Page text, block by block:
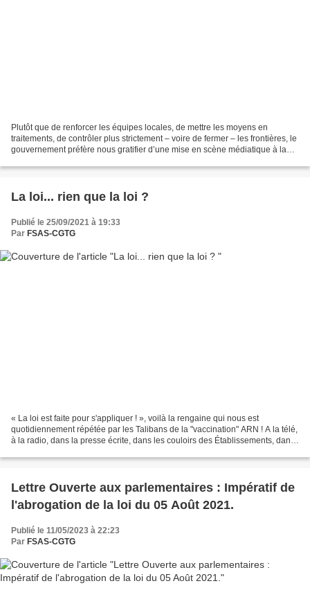
Plutôt que de renforcer les équipes locales, de mettre les moyens en
traitements, de contrôler plus strictement – voire de fermer – les frontières, le
gouvernement préfère nous gratifier d’une mise en scène médiatique à la
La loi... rien que la loi ?
Publié le 25/09/2021 à 19:33
Par FSAS-CGTG
« La loi est faite pour s'appliquer ! », voilà la rengaine qui nous est
quotidiennement répétée par les Talibans de la "vaccination" ARN ! A la télé,
à la radio, dans la presse écrite, dans les couloirs des Établissements, dans
Lettre Ouverte aux parlementaires : Impératif de
l'abrogation de la loi du 05 Août 2021.
Publié le 11/05/2023 à 22:23
Par FSAS-CGTG